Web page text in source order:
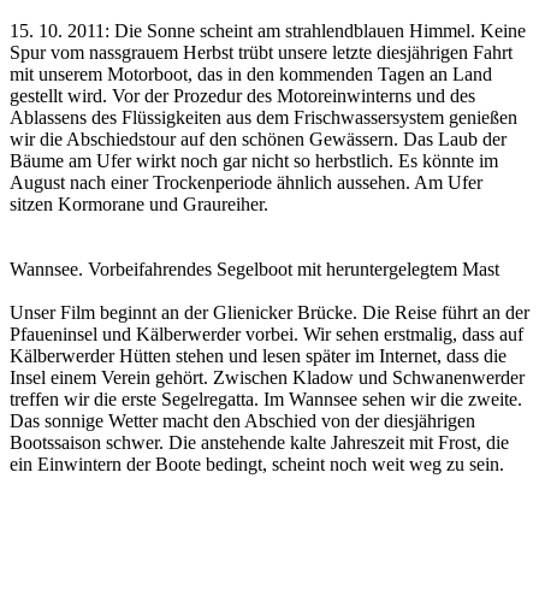
15. 10. 2011: Die Sonne scheint am strahlendblauen Himmel. Keine
Spur vom nassgrauem Herbst trübt unsere letzte diesjährigen Fahrt
mit unserem Motorboot, das in den kommenden Tagen an Land
gestellt wird. Vor der Prozedur des Motoreinwinterns und des
Ablassens des Flüssigkeiten aus dem Frischwassersystem genießen
wir die Abschiedstour auf den schönen Gewässern. Das Laub der
Bäume am Ufer wirkt noch gar nicht so herbstlich. Es könnte im
August nach einer Trockenperiode ähnlich aussehen. Am Ufer
sitzen Kormorane und Graureiher.
Wannsee. Vorbeifahrendes Segelboot mit heruntergelegtem Mast
Unser Film beginnt an der Glienicker Brücke. Die Reise führt an der
Pfaueninsel und Kälberwerder vorbei. Wir sehen erstmalig, dass auf
Kälberwerder Hütten stehen und lesen später im Internet, dass die
Insel einem Verein gehört. Zwischen Kladow und Schwanenwerder
treffen wir die erste Segelregatta. Im Wannsee sehen wir die zweite.
Das sonnige Wetter macht den Abschied von der diesjährigen
Bootssaison schwer. Die anstehende kalte Jahreszeit mit Frost, die
ein Einwintern der Boote bedingt, scheint noch weit weg zu sein.